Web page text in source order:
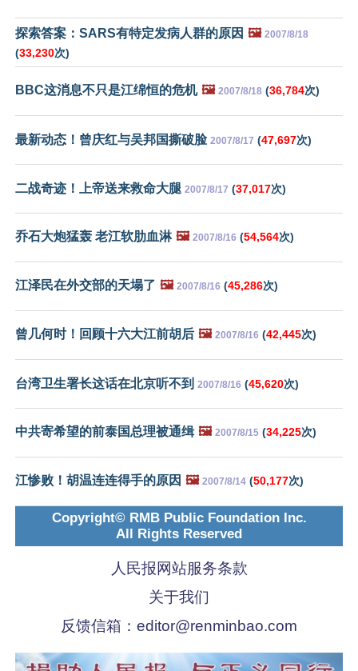
探索答案：SARS有特定发病人群的原因 🖼️ 2007/8/18
(33,230次)
BBC这消息不只是江绵恒的危机 🖼️ 2007/8/18 (36,784次)
最新动态！曾庆红与吴邦国撕破脸 2007/8/17 (47,697次)
二战奇迹！上帝送来救命大腿 2007/8/17 (37,017次)
乔石大炮猛轰 老江软肋血淋 🖼️ 2007/8/16 (54,564次)
江泽民在外交部的天塌了 🖼️ 2007/8/16 (45,286次)
曾几何时！回顾十六大江前胡后 🖼️ 2007/8/16 (42,445次)
台湾卫生署长这话在北京听不到 2007/8/16 (45,620次)
中共寄希望的前泰国总理被通缉 🖼️ 2007/8/15 (34,225次)
江惨败！胡温连连得手的原因 🖼️ 2007/8/14 (50,177次)
Copyright© RMB Public Foundation Inc.
All Rights Reserved
人民报网站服务条款
关于我们
反馈信箱： editor@renminbao.com